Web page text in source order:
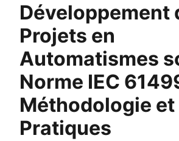
Développement
Projets en
Automatismes
Norme IEC
Méthodologie et
Pratiques